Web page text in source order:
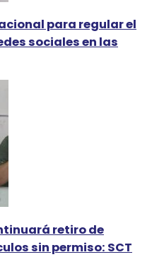
para regular el
sociales en las
retiro de
sin permiso: SCT